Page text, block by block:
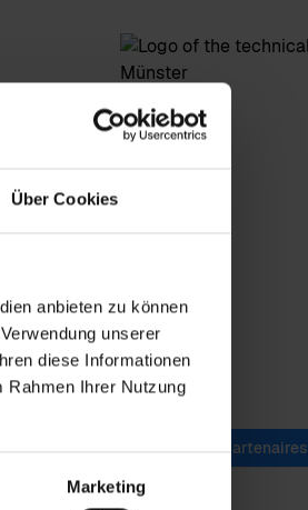
Über Cookies
anbieten zu können
unserer
diese Informationen
Rahmen Ihrer Nutzung
Marketing
Self-service Portail des partenaires